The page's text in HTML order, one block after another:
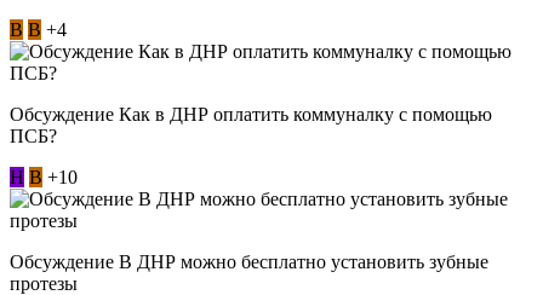
В В +4
Обсуждение Как в ДНР оплатить коммуналку с помощью
ПСБ?
Н В +10
Обсуждение В ДНР можно бесплатно установить зубные
протезы